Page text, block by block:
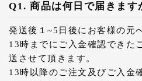
Q1. 商品は何日で届きます
発送後１~5日後にお客様の元
13時までにご入金確認できた
送させて頂きます。
13時以降のご注文及びご入金